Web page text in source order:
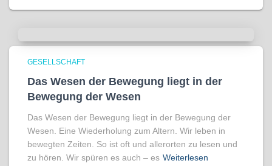
GESELLSCHAFT
Das Wesen der Bewegung liegt in der
Bewegung der Wesen
Das Wesen der Bewegung liegt in der Bewegung der
Wesen. Eine Wiederholung zum Altern. Wir leben in
bewegten Zeiten. So ist oft und allerorten zu lesen und
zu hören. Wir spüren es auch – es Weiterlesen